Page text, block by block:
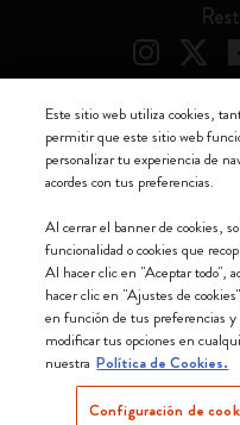
Moleskine ® es una marca
Moleskine srl a socio unico -
Soc. €2.181.513,42
Este sitio web utiliza cookies,
permitir que este sitio web
personalizar tu experiencia de
acordes con tus preferencias.
Al cerrar el banner de cookies,
funcionalidad o cookies que
Al hacer clic en "Aceptar todo",
hacer clic en "Ajustes de
en función de tus preferencias
modificar tus opciones en
nuestra Política de Cookies.
Configuración de